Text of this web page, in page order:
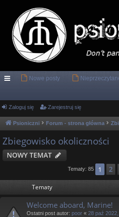
ce
…
Nowe posty
Zaloguj się Zarejestruj się
Psioniczni Forum - strona główna
Zbiegowisko okoliczności
NOWY TEMAT
Tematy: 85 1 2
Tematy
Welcome aboard, Marine!
Ostatni post autor: poor « 28 paź